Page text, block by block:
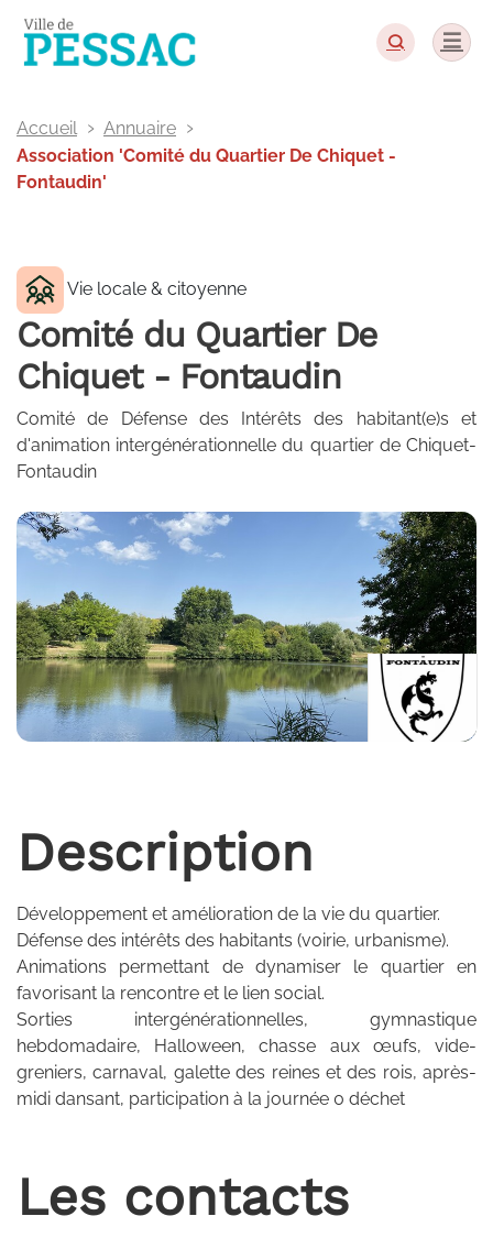
Accueil
Annuaire
Association 'Comité du Quartier De Chiquet -
Fontaudin'
Vie locale & citoyenne
Comité du Quartier De
Chiquet - Fontaudin
Comité de Défense des Intérêts des habitant(e)s et
d'animation intergénérationnelle du quartier de Chiquet-
Fontaudin
Description
Développement et amélioration de la vie du quartier.
Défense des intérêts des habitants (voirie, urbanisme).
Animations permettant de dynamiser le quartier en
favorisant la rencontre et le lien social.
Sorties intergénérationnelles, gymnastique
hebdomadaire, Halloween, chasse aux œufs, vide-
greniers, carnaval, galette des reines et des rois, après-
midi dansant, participation à la journée 0 déchet
Les contacts
Panneau de gestion des cookies